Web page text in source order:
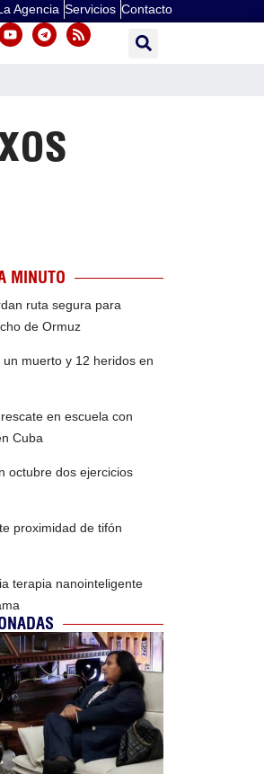
Agencia Servicios Contacto
MINUTO
ruta segura para
de Ormuz
muerto y 12 heridos en
en escuela con
Cuba
octubre dos ejercicios
proximidad de tifón
terapia nanointeligente